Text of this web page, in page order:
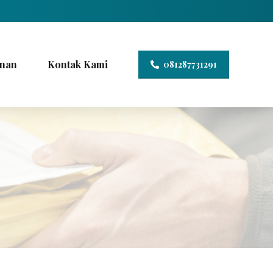
081287731291
Kontak Kami